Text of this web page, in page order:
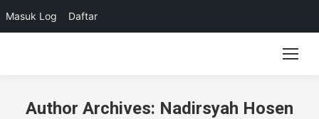
Masuk Log Daftar
Author Archives: Nadirsyah Hosen